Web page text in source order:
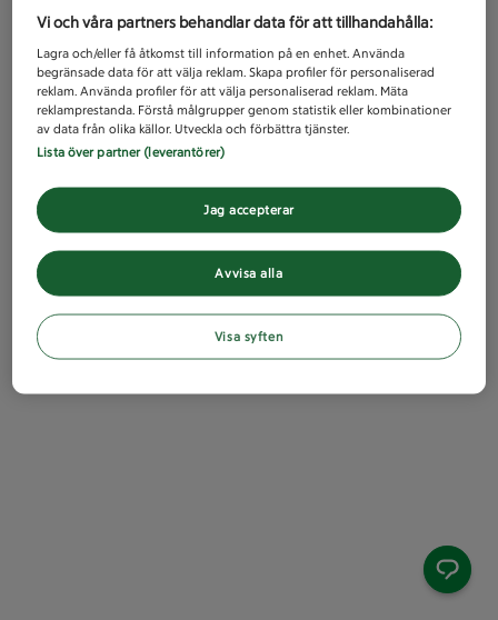
Vi och våra partners behandlar data för att tillhandahålla:
Lagra och/eller få åtkomst till information på en enhet. Använda
begränsade data för att välja reklam. Skapa profiler för personaliserad
reklam. Använda profiler för att välja personaliserad reklam. Mäta
reklamprestanda. Förstå målgrupper genom statistik eller kombinationer
av data från olika källor. Utveckla och förbättra tjänster.
Lista över partner (leverantörer)
Avvisa alla
Jag accepterar
Visa syften